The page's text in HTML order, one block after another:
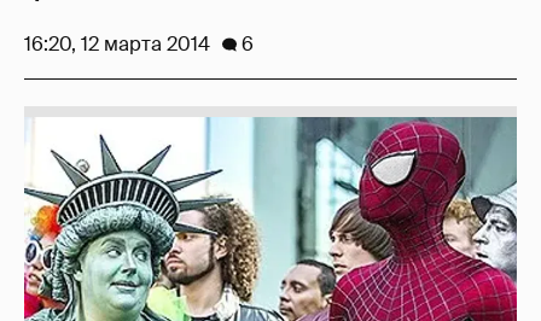
16:20, 12 марта 2014 6